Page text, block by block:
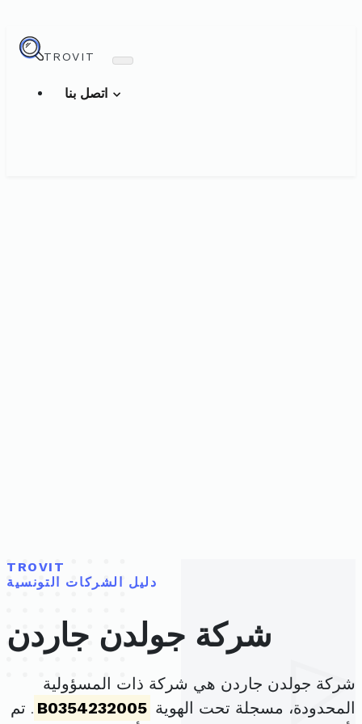
TROVIT
TROVIT
دليل الشركات التونسية
شركة جولدن جاردن
شركة جولدن جاردن هي شركة ذات المسؤولية
المحدودة، مسجلة تحت الهوية B0354232005 . تم